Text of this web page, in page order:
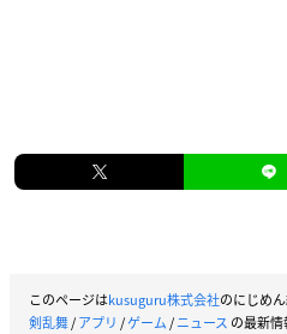
このページはkusuguru株式会社のにじめ
剣乱舞/アプリ /ゲーム/ニュース の最新情